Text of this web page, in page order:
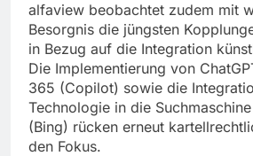
alfaview beobachtet zudem mit
Besorgnis die jüngsten
in Bezug auf die Integration
Die Implementierung von
365 (Copilot) sowie die
Technologie in die
(Bing) rücken erneut
den Fokus.